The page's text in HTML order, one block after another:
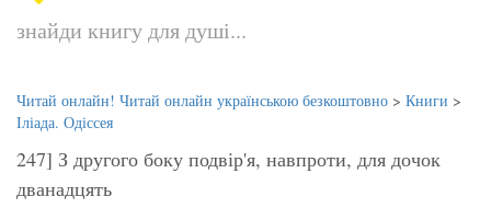
знайди книгу для душі...
Читай онлайн! Читай онлайн українською безкоштовно > Книги >
Іліада. Одіссея
247] З другого боку подвір'я, навпроти, для дочок
дванадцять